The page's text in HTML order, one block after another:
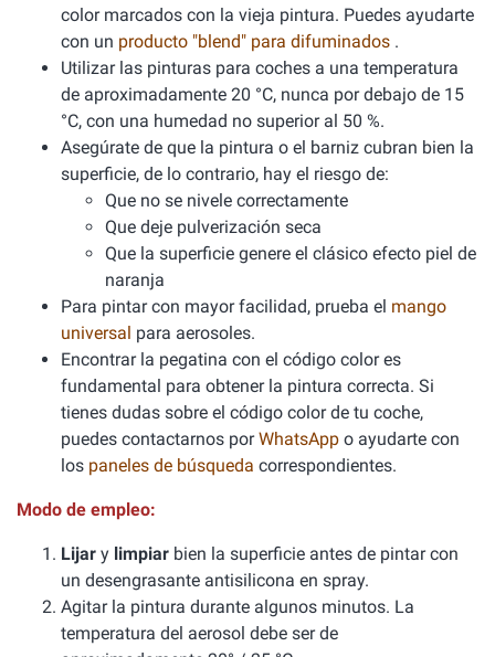
color marcados con la vieja pintura. Puedes ayudarte
con un producto "blend" para difuminados .
Utilizar las pinturas para coches a una temperatura
de aproximadamente 20 °C, nunca por debajo de 15
°C, con una humedad no superior al 50 %.
Asegúrate de que la pintura o el barniz cubran bien la
superficie, de lo contrario, hay el riesgo de:
Que no se nivele correctamente
Que deje pulverización seca
Que la superficie genere el clásico efecto piel de
naranja
Para pintar con mayor facilidad, prueba el mango
universal para aerosoles.
Encontrar la pegatina con el código color es
fundamental para obtener la pintura correcta. Si
tienes dudas sobre el código color de tu coche,
puedes contactarnos porWhatsApp o ayudarte con
los paneles de búsqueda correspondientes.
Modo de empleo:
Lijar y limpiar bien la superficie antes de pintar con
un desengrasante antisilicona en spray.
Agitar la pintura durante algunos minutos. La
temperatura del aerosol debe ser de